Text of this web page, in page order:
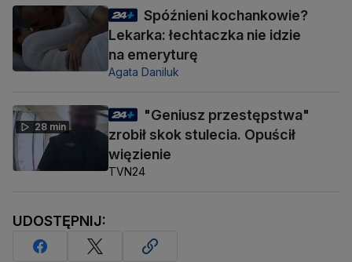
Spóźnieni kochankowie?
Lekarka: łechtaczka nie idzie
na emeryturę
Agata Daniluk
28 min
"Geniusz przestępstwa"
zrobił skok stulecia. Opuścił
więzienie
TVN24
UDOSTĘPNIJ: